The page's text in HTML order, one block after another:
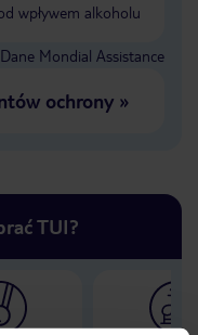
wpływem alkoholu
Dane Mondial Assistance
ochrony»
TUI?